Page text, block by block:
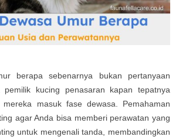
berapa sebenarnya bukan pertanyaan
pemilik kucing penasaran kapan tepatnya
mereka masuk fase dewasa. Pemahaman
agar Anda bisa memberi perawatan yang
untuk mengenali tanda, membandingkan